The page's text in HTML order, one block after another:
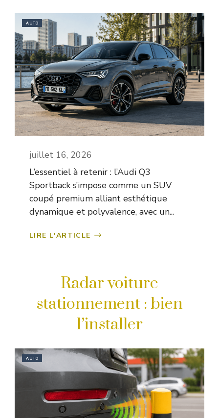
AUTO
juillet 16, 2026
L’essentiel à retenir : l’Audi Q3
Sportback s’impose comme un SUV
coupé premium alliant esthétique
dynamique et polyvalence, avec un...
LIRE L'ARTICLE
Radar voiture
stationnement : bien
l’installer
AUTO